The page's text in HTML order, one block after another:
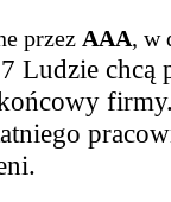
przez AAA, w
Ludzie chcą